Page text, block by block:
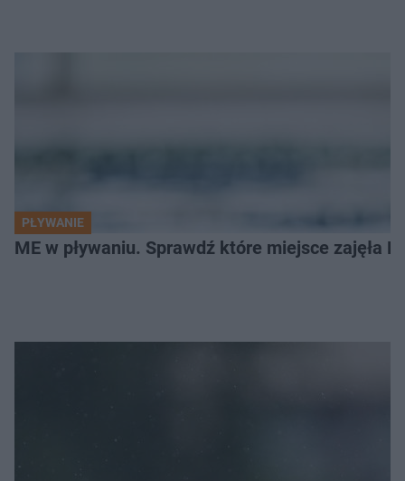
PŁYWANIE
ME w pływaniu. Sprawdź które miejsce zajęła